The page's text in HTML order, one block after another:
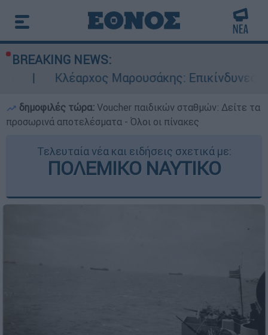
BREAKING NEWS:
Μαρουσάκης: Επικίνδυνες οι επόμενες
δημοφιλές τώρα: Voucher παιδικών σταθμών: Δείτε τα
προσωρινά αποτελέσματα - Όλοι οι πίνακες
Τελευταία νέα και ειδήσεις σχετικά με:
ΠΟΛΕΜΙΚΟ ΝΑΥΤΙΚΟ